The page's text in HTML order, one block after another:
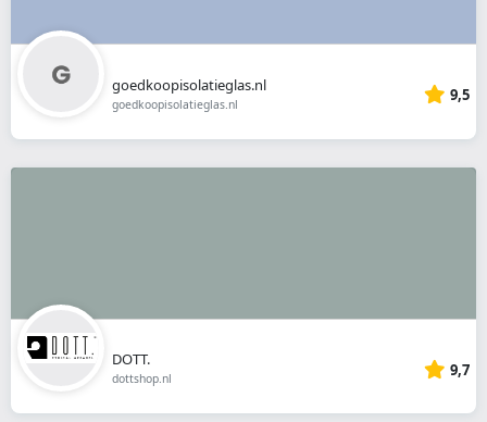
goedkoopisolatieglas.nl
goedkoopisolatieglas.nl 9,5
DOTT.
dottshop.nl 9,7